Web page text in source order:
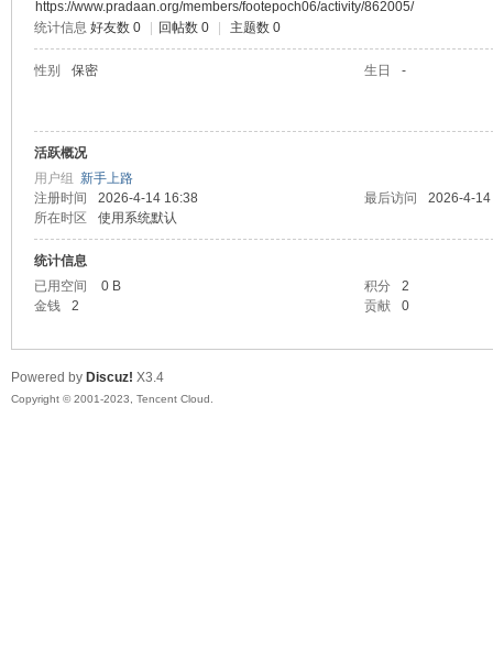
https://www.pradaan.org/members/footepoch06/activity/862005/
统计信息 好友数 0 回帖数 0 主题数 0
性别 保密 生日 -
活跃概况
用户组 新手上路
注册时间
2026-4-14 16:38 最后访问
2026-4-
所在时区
使用系统默认
统计信息
已用空间
0 B 积分
2
金钱
2 贡献 0
Powered by Discuz! X3.4
Copyright © 2001-2023, Tencent Cloud.